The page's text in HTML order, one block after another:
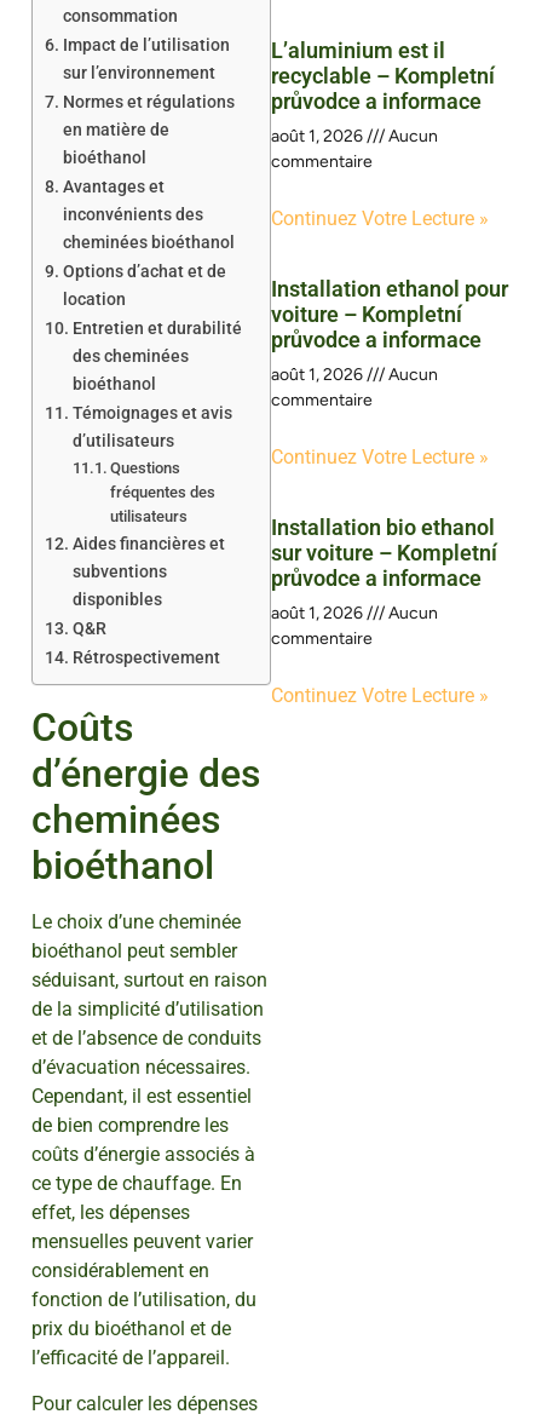
consommation
Impact de l’utilisation
sur l’environnement
Normes et régulations
en matière de
bioéthanol
Avantages et
inconvénients des
cheminées bioéthanol
Options d’achat et de
location
Entretien et durabilité
des cheminées
bioéthanol
Témoignages et avis
d’utilisateurs
Questions
fréquentes des
utilisateurs
Aides financières et
subventions
disponibles
Q&R
Rétrospectivement
Coûts
d’énergie des
cheminées
bioéthanol
Le choix d’une cheminée
bioéthanol peut sembler
séduisant, surtout en raison
de la simplicité d’utilisation
et de l’absence de conduits
d’évacuation nécessaires.
Cependant, il est essentiel
de bien comprendre les
coûts d’énergie associés à
ce type de chauffage. En
effet, les dépenses
mensuelles peuvent varier
considérablement en
fonction de l’utilisation, du
prix du bioéthanol et de
l’efficacité de l’appareil.
Pour calculer les dépenses
L’aluminium est il
recyclable – Kompletní
průvodce a informace
août 1, 2026
Aucun
commentaire
Continuez Votre Lecture »
Installation ethanol pour
voiture – Kompletní
průvodce a informace
août 1, 2026
Aucun
commentaire
Continuez Votre Lecture »
Installation bio ethanol
sur voiture – Kompletní
průvodce a informace
août 1, 2026
Aucun
commentaire
Continuez Votre Lecture »